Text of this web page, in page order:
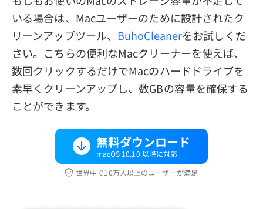
いる場合は、Macユーザーのために設計されたク
リーンアップツール、 BuhoCleanerをお試しくだ
さい。こちらの便利なMacクリーナーを使えば、
数回クリックするだけでMacのハードドライブを
素早くクリーンアップし、数GBの容量を確保する
ことができます。
無料ダウンロード
macOS 10.10 以降に対応
世界中で10万人以上のユーザーが満足